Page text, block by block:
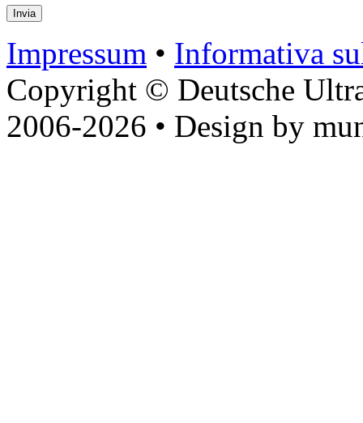
Impressum • Informativa
Copyright © Deutsche
2006-2026 • Design by